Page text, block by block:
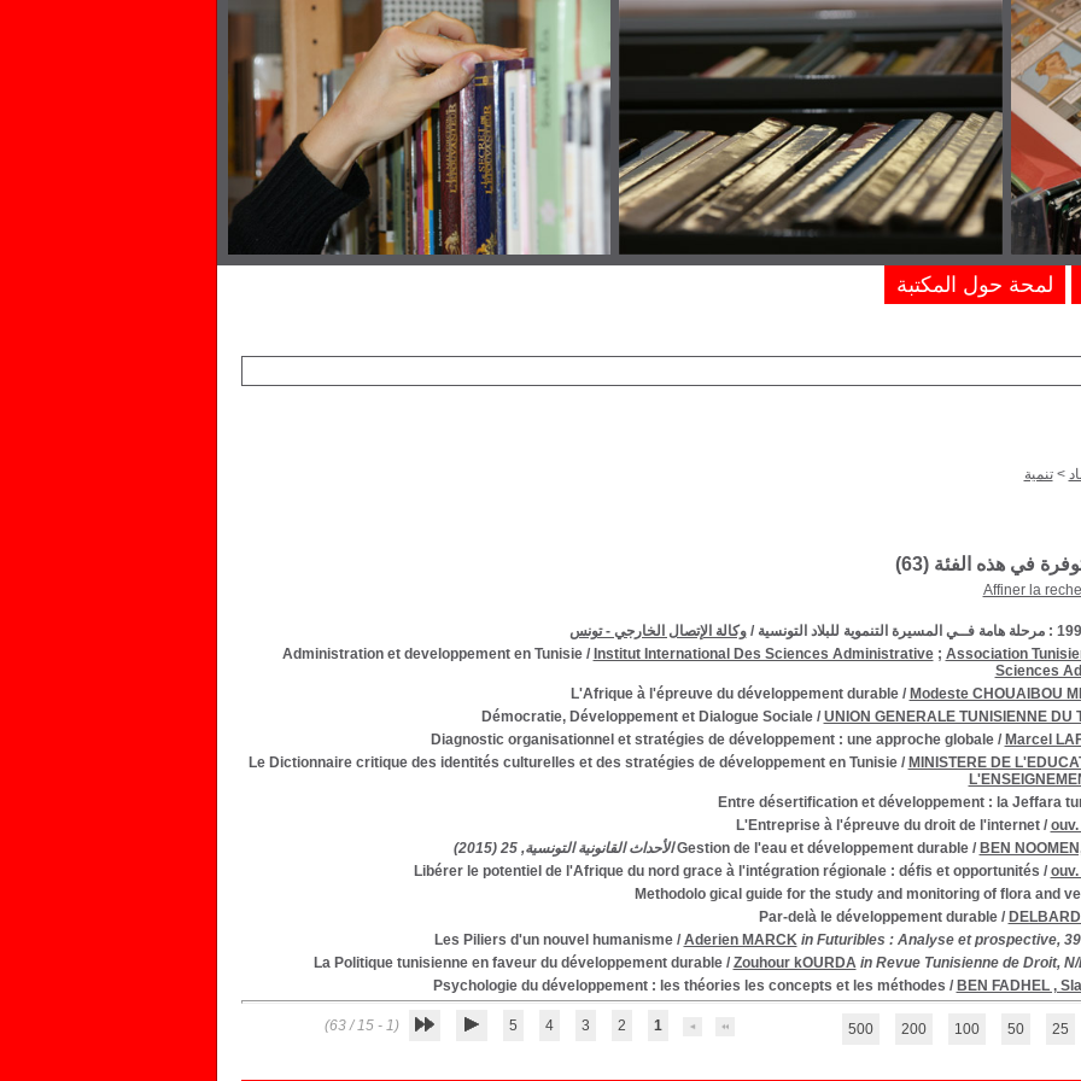
>تنمية
في هذه الفئة (63
)
Affiner la
/وكالة الإتصال الخارجي - تونس
Administration et developpement en Tunisie/ Institut International Des Sciences Administrative; Association
Sciences
L'Afrique à l'épreuve du développement durable/ Modeste CHOUAIBOU
Démocratie, Développement et Dialogue Sociale/ UNION GENERALE TUNISIENNE DU
Diagnostic organisationnel et stratégies de développement : une approche globale/ Marcel
Le Dictionnaire critique des identités culturelles et des stratégies de développement en Tunisie/ MINISTERE DE
Entre désertification et développement : la Jeffara
L'Entreprise à l'épreuve du droit de l'internet/
Gestion de l'eau et développement durable/ BEN
Libérer le potentiel de l'Afrique du nord grace à l'intégration régionale : défis et opportunités /
Methodolo gical guide for the study and monitoring of flora and
Par-delà le développement durable/
Les Piliers d'un nouvel humanisme/ Aderien MARCK in Futuribles : Analyse et prospective,
La Politique tunisienne en faveur du développement durable/ Zouhour kOURDA in Revue Tunisienne de Droit,
Psychologie du développement : les théories les concepts et les méthodes / BEN FADHEL ,
1
2
3
4
5
(1 - 15 / 63) 25
50
100
200
500
لمحة حول المكتبة